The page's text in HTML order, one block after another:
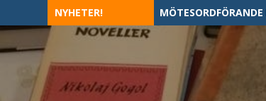
to
content
NYHETER!